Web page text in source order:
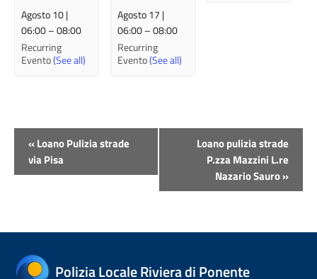
Agosto 10 |
06:00–08:00
Recurring
Evento(See all)
Agosto 17 |
06:00–08:00
Recurring
Evento(See all)
Evento
Navigazione
«Loano Pulizia strade
via Pisa
Loano pulizia strade
P.zza Mazzini L.re
Nazario Sauro»
Polizia Locale Riviera di Ponente